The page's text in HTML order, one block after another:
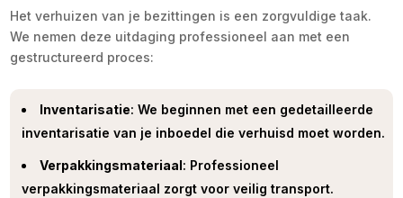
Het verhuizen van je bezittingen is een zorgvuldige taak.
We nemen deze uitdaging professioneel aan met een
gestructureerd proces:
Inventarisatie: We beginnen met een gedetailleerde
inventarisatie van je inboedel die verhuisd moet worden.
Verpakkingsmateriaal: Professioneel
verpakkingsmateriaal zorgt voor veilig transport.